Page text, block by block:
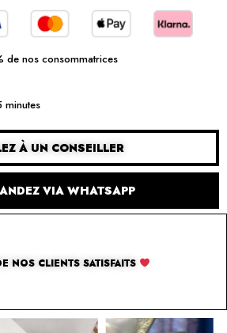
de nos consommatrices
minutes
À UN CONSEILLER
VIA WHATSAPP
NOS CLIENTS SATISFAITS